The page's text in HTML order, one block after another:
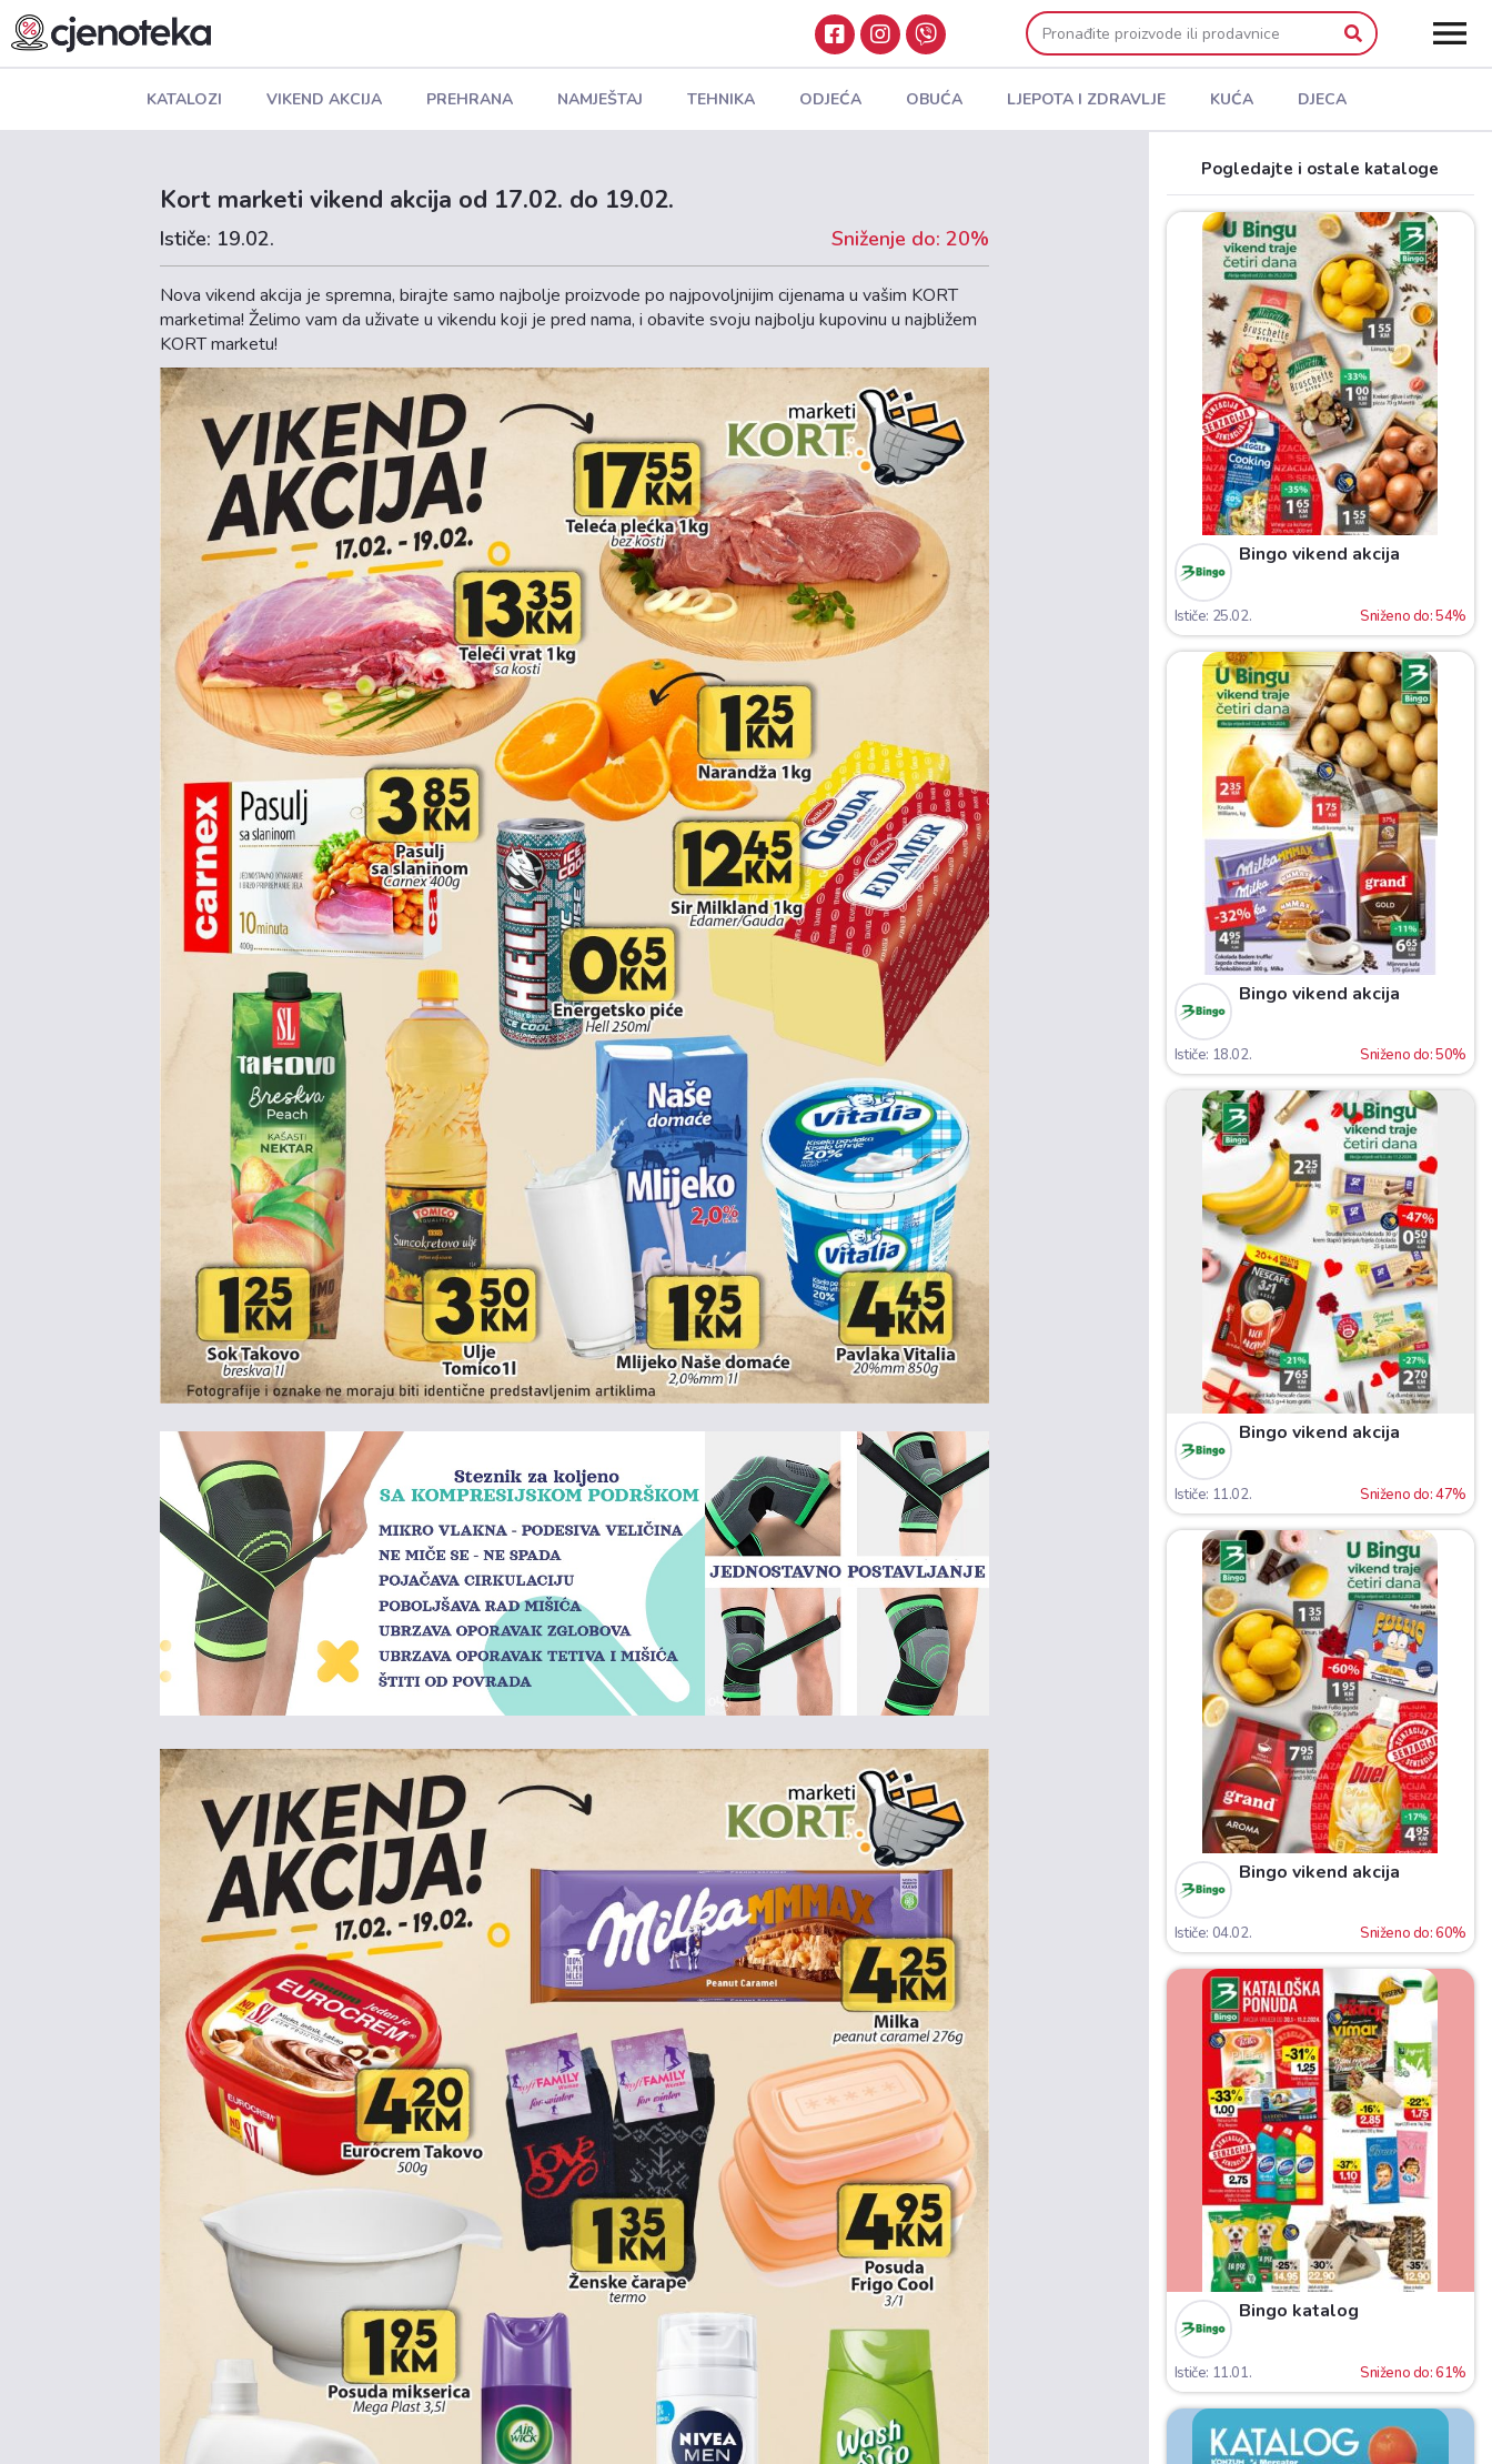
KATALOZI VIKEND AKCIJA PREHRANA NAMJEŠTAJ TEHNIKA ODJEĆA OBUĆA LJEPOTA I ZDRAVLJE KUĆA DJECA
Kort marketi vikend akcija od 17.02. do 19.02.
Ističe: 19.02. Sniženje do: 20%
Nova vikend akcija je spremna, birajte samo najbolje proizvode po najpovoljnijim cijenama u vašim KORT
marketima! Želimo vam da uživate u vikendu koji je pred nama, i obavite svoju najbolju kupovinu u najbližem
KORT marketu!
Pogledajte i ostale kataloge
Bingo vikend akcija
Ističe: 25.02. Sniženo do: 54%
Bingo vikend akcija
Ističe: 18.02. Sniženo do: 50%
Bingo vikend akcija
Ističe: 11.02. Sniženo do: 47%
Bingo vikend akcija
Ističe: 04.02. Sniženo do: 60%
Bingo katalog
Ističe: 11.01. Sniženo do: 61%